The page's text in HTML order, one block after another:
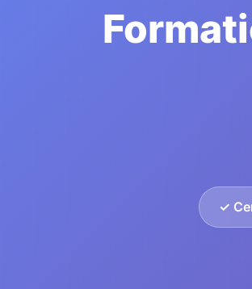
✓